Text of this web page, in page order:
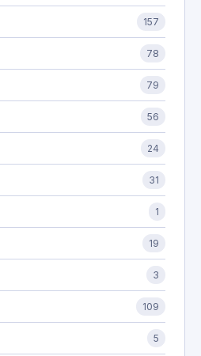
157
78
79
56
24
31
1
19
3
109
5